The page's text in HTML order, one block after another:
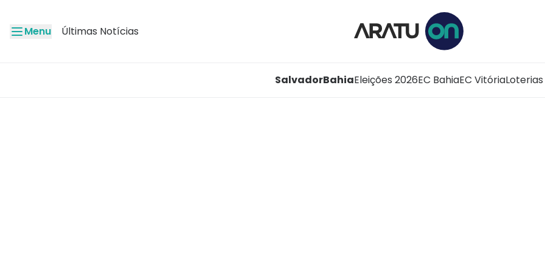
Menu Últimas Notícias
SalvadorBahiaEleições 2026EC BahiaEC VitóriaLoterias